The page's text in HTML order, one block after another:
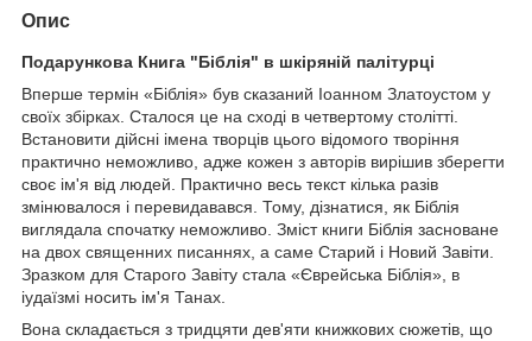
Опис
Подарункова Книга "Біблія" в шкіряній палітурці
Вперше термін «Біблія» був сказаний Іоанном Златоустом у
своїх збірках. Сталося це на сході в четвертому столітті.
Встановити дійсні імена творців цього відомого творіння
практично неможливо, адже кожен з авторів вирішив зберегти
своє ім'я від людей. Практично весь текст кілька разів
змінювалося і перевидавався. Тому, дізнатися, як Біблія
виглядала спочатку неможливо. Зміст книги Біблія засноване
на двох священних писаннях, а саме Старий і Новий Завіти.
Зразком для Старого Завіту стала «Єврейська Біблія», в
іудаїзмі носить ім'я Танах.
Вона складається з тридцяти дев'яти книжкових сюжетів, що